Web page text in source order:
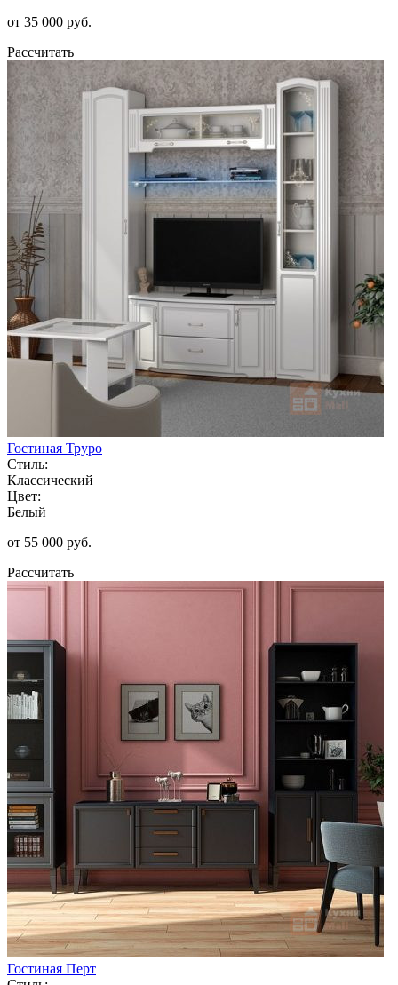
от 35 000 руб.
Рассчитать
Гостиная Труро
Стиль:
Классический
Цвет:
Белый
от 55 000 руб.
Рассчитать
Гостиная Перт